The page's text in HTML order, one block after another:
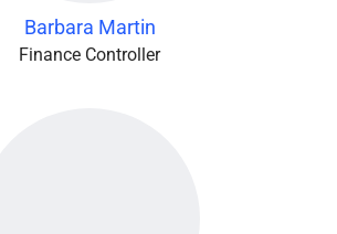
Barbara Martin
Finance Controller